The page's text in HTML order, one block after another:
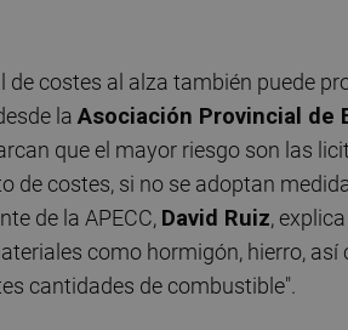
costes al alza también puede
la Asociación Provincial de
que el mayor riesgo son las
de costes, si no se adoptan
de la APECC, David Ruiz,
como hormigón, hierro,
cantidades de combustible".